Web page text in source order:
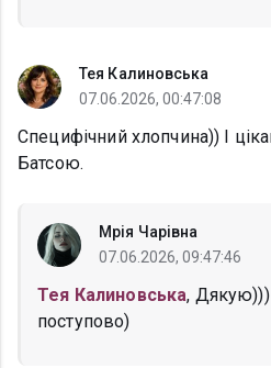
Тея Калиновська
07.06.2026, 00:47:08
Специфічний хлопчина)) І
Батсою.
Мрія Чарівна
07.06.2026, 09:47:46
Тея Калиновська, Дякую)))
поступово)